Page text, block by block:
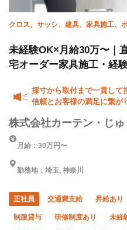
クロス、サッシ、建具、家具施工、
未経験OK×月給30万〜｜
宅オーダー家具施工・経
採寸から取付まで一貫して
信頼とお客様の満足に繋が
株式会社カーテン・じゅ
月給：30万円〜
勤務地：埼玉, 神奈川
正社員 交通費支給 昇給あり
制服貸与 研修制度あり 未経